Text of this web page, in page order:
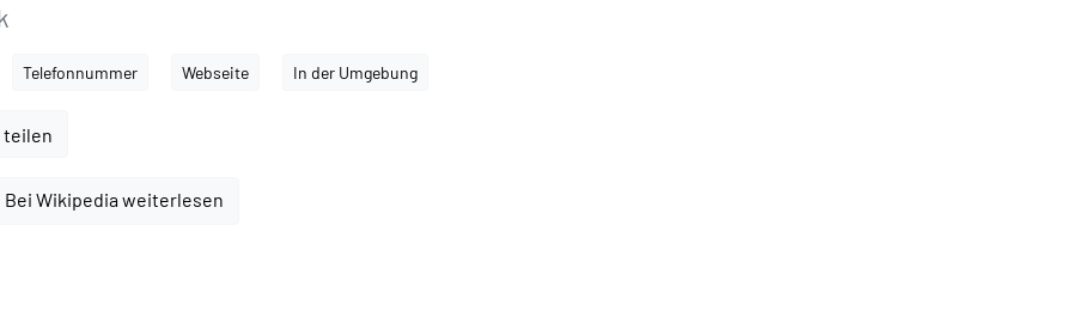
Telefonnummer Webseite In der Umgebung
teilen
Bei Wikipedia weiterlesen